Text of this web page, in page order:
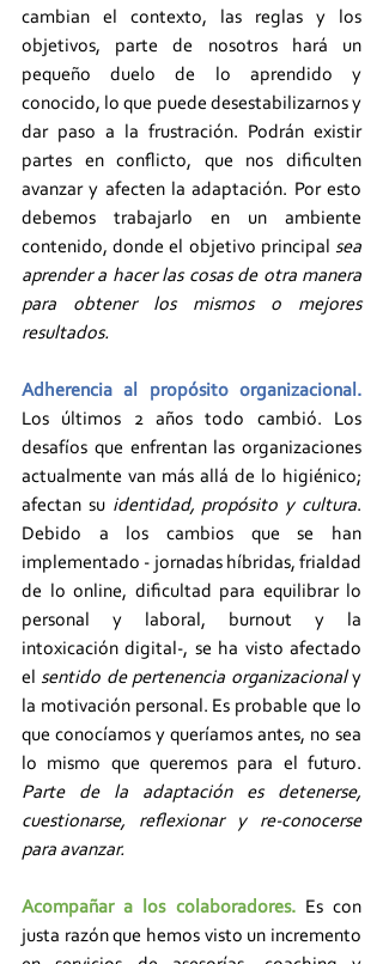
cambian el contexto, las reglas y los
objetivos, parte de nosotros hará un
pequeño duelo de lo aprendido y
conocido, lo que puede desestabilizarnos y
dar paso a la frustración. Podrán existir
partes en conflicto, que nos dificulten
avanzar y afecten la adaptación. Por esto
debemos trabajarlo en un ambiente
contenido, donde el objetivo principal sea
aprender a hacer las cosas de otra manera
para obtener los mismos o mejores
resultados.
Adherencia al propósito organizacional.
Los últimos 2 años todo cambió. Los
desafíos que enfrentan las organizaciones
actualmente van más allá de lo higiénico;
afectan su identidad, propósito y cultura.
Debido a los cambios que se han
implementado - jornadas híbridas, frialdad
de lo online, dificultad para equilibrar lo
personal y laboral, burnout y la
intoxicación digital-, se ha visto afectado
el sentido de pertenencia organizacional y
la motivación personal. Es probable que lo
que conocíamos y queríamos antes, no sea
lo mismo que queremos para el futuro.
Parte de la adaptación es detenerse,
cuestionarse, reflexionar y re-conocerse
para avanzar.
Acompañar a los colaboradores.
Es con
justa razón que hemos visto un incremento